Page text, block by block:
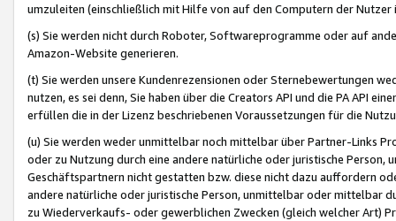
umzuleiten (einschließlich mit Hilfe von auf den Computern der
(s) Sie werden nicht durch Roboter, Softwareprogramme oder auf
Amazon-Website generieren.
(t) Sie werden unsere Kundenrezensionen oder Sternebewertungen
nutzen, es sei denn, Sie haben über die Creators API und die PA API
erfüllen die in der Lizenz beschriebenen Voraussetzungen für die
(u) Sie werden weder unmittelbar noch mittelbar über Partner-Links
oder zu Nutzung durch eine andere natürliche oder juristische
Geschäftspartnern nicht gestatten bzw. diese nicht dazu auffordern
andere natürliche oder juristische Person, unmittelbar oder mittelbar
zu Wiederverkaufs- oder gewerblichen Zwecken (gleich welcher Art)